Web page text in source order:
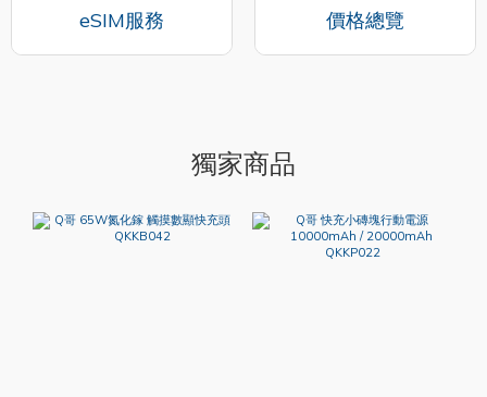
eSIM服務 價格總覽
獨家商品